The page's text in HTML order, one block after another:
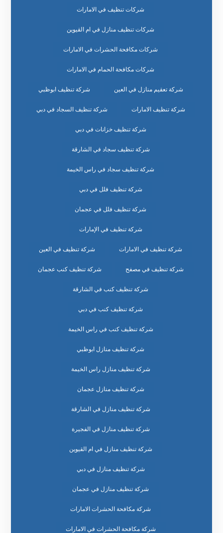
شركات تنظيف في الامارات
شركات تنظيف منازل في ام القيوين
شركات مكافحة الحشرات في الامارات
شركات مكافحة الحمام في الامارات
شركة تعقيم منازل في العين شركة تنظيف ابوظبي
شركة تنظيف الامارات شركة تنظيف السجاد في دبي
شركة تنظيف خزانات في دبي
شركة تنظيف سجاد في الشارقة
شركة تنظيف سجاد في راس الخيمة
شركة تنظيف فلل في دبي
شركة تنظيف فلل في عجمان
شركة تنظيف في الإمارات
شركة تنظيف في الامارات شركة تنظيف في العين
شركة تنظيف في مصفح شركة تنظيف كنب عجمان
شركة تنظيف كنب في الشارقة
شركة تنظيف كنب في دبي
شركة تنظيف كنب في راس الخيمة
شركة تنظيف منازل ابوظبي
شركة تنظيف منازل راس الخيمة
شركة تنظيف منازل عجمان
شركة تنظيف منازل في الشارقة
شركة تنظيف منازل في الفجيرة
شركة تنظيف منازل في ام القيوين
شركة تنظيف منازل في دبي
شركة تنظيف منازل في عجمان
شركة مكافحة الحشرات الامارات
شركة مكافحة الحشرات في الامارات